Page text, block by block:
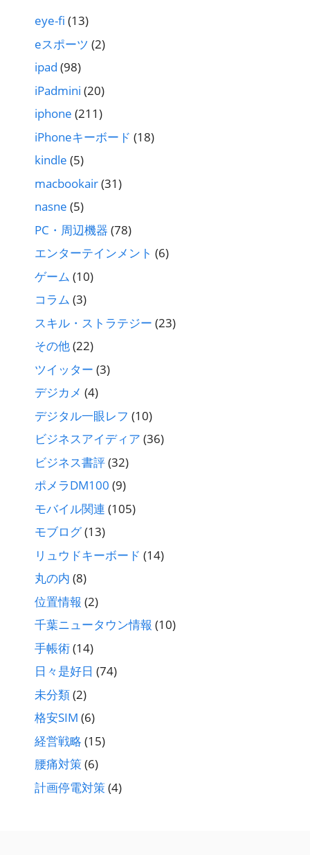
eye-fi (13)
eスポーツ (2)
ipad (98)
iPadmini (20)
iphone (211)
iPhoneキーボード (18)
kindle (5)
macbookair(31)
nasne (5)
PC・周辺機器 (78)
エンターテインメント (6)
ゲーム (10)
コラム (3)
スキル・ストラテジー (23)
その他(22)
ツイッター (3)
デジカメ (4)
デジタル一眼レフ (10)
ビジネスアイディア (36)
ビジネス書評(32)
ポメラDM100 (9)
モバイル関連 (105)
モブログ(13)
リュウドキーボード (14)
丸の内 (8)
位置情報 (2)
千葉ニュータウン情報 (10)
手帳術(14)
日々是好日 (74)
未分類(2)
格安SIM (6)
経営戦略 (15)
腰痛対策 (6)
計画停電対策 (4)